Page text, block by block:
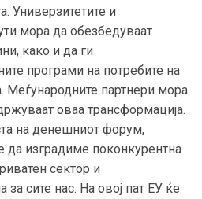
Универзитетите и
мора да обезбедуваат
како и да ги
програми на потребите на
Меѓународните партнери мора
оваа трансформација.
на денешниот форум,
изградиме поконкурентна
сектор и
за сите нас. На овој пат ЕУ ќе